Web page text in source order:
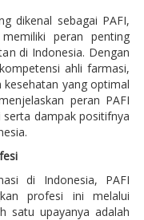
dikenal sebagai PAFI,
peran penting
di Indonesia. Dengan
ahli farmasi,
kesehatan yang optimal
peran PAFI
dampak positifnya
di Indonesia, PAFI
profesi ini melalui
satu upayanya adalah